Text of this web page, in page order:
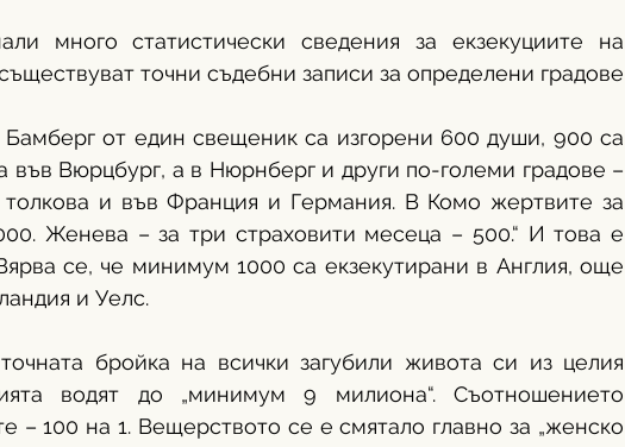
много статистически сведения за екзекуциите на
точни съдебни записи за определени градове
Бамберг от един свещеник са изгорени 600 души, 900 са
във Вюрцбург, а в Нюрнберг и други по-големи градове –
и във Франция и Германия. В Комо жертвите за
Женева – за три страховити месеца – 500.“ И това е
се, че минимум 1000 са екзекутирани в Англия, още
и Уелс.
бройка на всички загубили живота си из целия
водят до „минимум 9 милиона“. Съотношението
– 100 на 1. Вещерството се е смятало главно за „женско